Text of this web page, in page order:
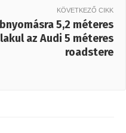
KÖVETKEZŐ CIKK
5,2 méteres
az Audi 5 méteres
roadstere